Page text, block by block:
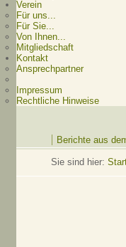
Verein
Für uns...
Für Sie...
Von Ihnen...
Mitgliedschaft
Kontakt
Ansprechpartner
Impressum
Rechtliche Hinweise
Berichte aus
Sie sind hier: